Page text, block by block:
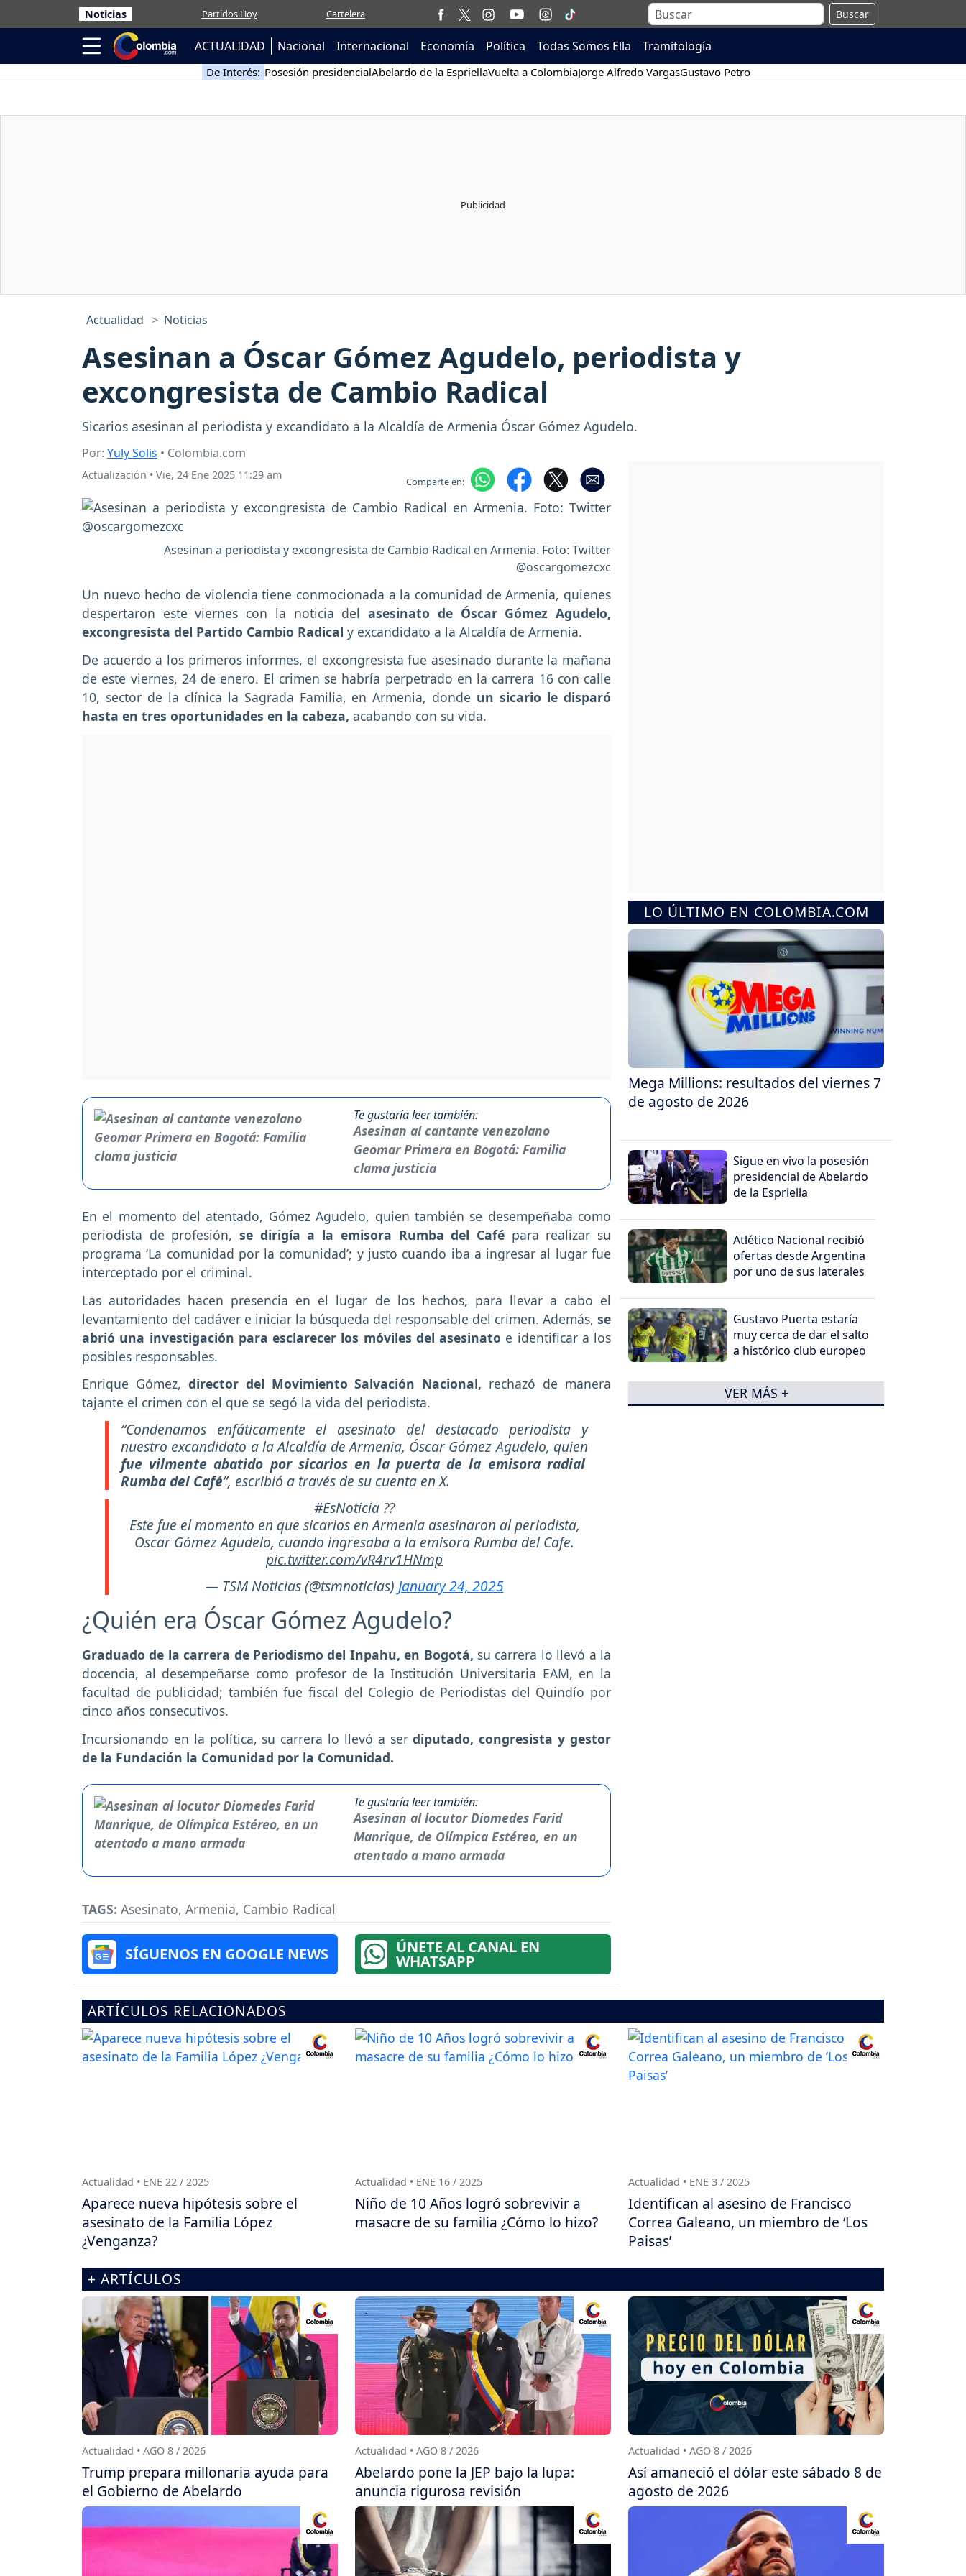
Noticias Partidos Hoy Cartelera Buscar
ACTUALIDAD Nacional Internacional Economía Política Todas Somos Ella Tramitología
De Interés: Posesión presidencialAbelardo de la EspriellaVuelta a ColombiaJorge Alfredo VargasGustavo Petro
Actualidad Noticias
Asesinan a Óscar Gómez Agudelo, periodista y
excongresista de Cambio Radical
Sicarios asesinan al periodista y excandidato a la Alcaldía de Armenia Óscar Gómez Agudelo.
Por: Yuly Solis • Colombia.com
Actualización • Vie, 24 Ene 2025 11:29 am Comparte en:
Asesinan a periodista y excongresista de Cambio Radical en Armenia. Foto: Twitter
@oscargomezcxc
Un nuevo hecho de violencia tiene conmocionada a la comunidad de Armenia, quienes
despertaron este viernes con la noticia delasesinato de Óscar Gómez Agudelo,
excongresista del Partido Cambio Radical y excandidato a la Alcaldía de Armenia.
De acuerdo a los primeros informes, el excongresista fue asesinado durante la mañana
de este viernes, 24 de enero. El crimen se habría perpetrado en la carrera 16 con calle
10, sector de la clínica la Sagrada Familia, en Armenia, donde un sicario le disparó
hasta en tres oportunidades en la cabeza, acabando con su vida.
Te gustaría leer también:
Asesinan al cantante venezolano
Geomar Primera en Bogotá: Familia
clama justicia
En el momento del atentado, Gómez Agudelo, quien también se desempeñaba como
periodista de profesión, se dirigía a la emisora Rumba del Café para realizar su
programa ‘La comunidad por la comunidad’; y justo cuando iba a ingresar al lugar fue
interceptado por el criminal.
Las autoridades hacen presencia en el lugar de los hechos, para llevar a cabo el
levantamiento del cadáver e iniciar la búsqueda del responsable del crimen. Además, se
abrió una investigación para esclarecer los móviles del asesinato e identificar a los
posibles responsables.
Enrique Gómez, director del Movimiento Salvación Nacional, rechazó de manera
tajante el crimen con el que se segó la vida del periodista.
“Condenamos enfáticamente el asesinato del destacado periodista y
nuestro excandidato a la Alcaldía de Armenia, Óscar Gómez Agudelo, quien
fue vilmente abatido por sicarios en la puerta de la emisora radial
Rumba del Café”, escribió a través de su cuenta en X.
#EsNoticia ??
Este fue el momento en que sicarios en Armenia asesinaron al periodista,
Oscar Gómez Agudelo, cuando ingresaba a la emisora Rumba del Cafe.
pic.twitter.com/vR4rv1HNmp
— TSM Noticias (@tsmnoticias) January 24, 2025
¿Quién era Óscar Gómez Agudelo?
Graduado de la carrera de Periodismo del Inpahu, en Bogotá, su carrera lo llevó a la
docencia, al desempeñarse como profesor de la Institución Universitaria EAM, en la
facultad de publicidad; también fue fiscal del Colegio de Periodistas del Quindío por
cinco años consecutivos.
Incursionando en la política, su carrera lo llevó a serdiputado, congresista y gestor
de la Fundación la Comunidad por la Comunidad.
Te gustaría leer también:
Asesinan al locutor Diomedes Farid
Manrique, de Olímpica Estéreo, en un
atentado a mano armada
TAGS: Asesinato, Armenia, Cambio Radical
SÍGUENOS EN GOOGLE NEWS ÚNETE AL CANAL EN
WHATSAPP
LO ÚLTIMO EN COLOMBIA.COM
Mega Millions: resultados del viernes 7
de agosto de 2026
Sigue en vivo la posesión
presidencial de Abelardo
de la Espriella
Atlético Nacional recibió
ofertas desde Argentina
por uno de sus laterales
Gustavo Puerta estaría
muy cerca de dar el salto
a histórico club europeo
VER MÁS +
ARTÍCULOS RELACIONADOS
Actualidad • ENE 22 / 2025
Aparece nueva hipótesis sobre el
asesinato de la Familia López
¿Venganza?
Actualidad • ENE 16 / 2025
Niño de 10 Años logró sobrevivir a
masacre de su familia ¿Cómo lo hizo?
Actualidad • ENE 3 / 2025
Identifican al asesino de Francisco
Correa Galeano, un miembro de ‘Los
Paisas’
+ ARTÍCULOS
Actualidad • AGO 8 / 2026
Trump prepara millonaria ayuda para
el Gobierno de Abelardo
Actualidad • AGO 8 / 2026
Abelardo pone la JEP bajo la lupa:
anuncia rigurosa revisión
Actualidad • AGO 8 / 2026
Así amaneció el dólar este sábado 8 de
agosto de 2026